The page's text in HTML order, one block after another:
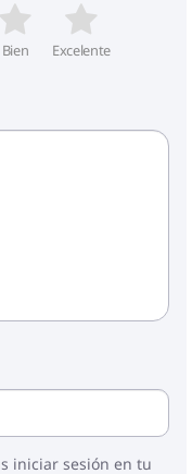
Bien Excelente
iniciar sesión en tu